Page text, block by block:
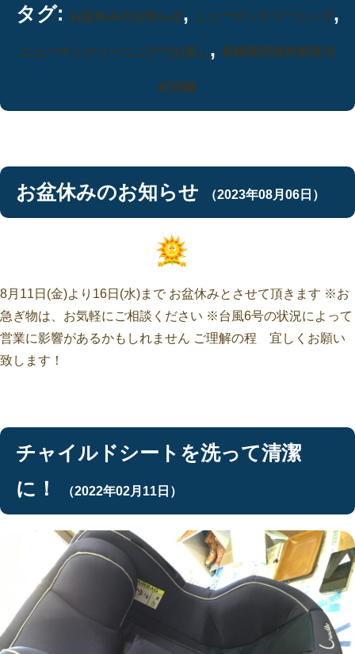
タグ: お盆休みのお知らせ, ニューサンクリーニング,
ニューサンクリーニングでお直し, 長崎県西彼杵郡長与
町岡郷
お盆休みのお知らせ （2023年08月06日）
8月11日(金)より16日(水)まで お盆休みとさせて頂きます ※お
急ぎ物は、お気軽にご相談ください ※台風6号の状況によって
営業に影響があるかもしれません ご理解の程 宜しくお願い
致します！
チャイルドシートを洗って清潔
に！
（2022年02月11日）